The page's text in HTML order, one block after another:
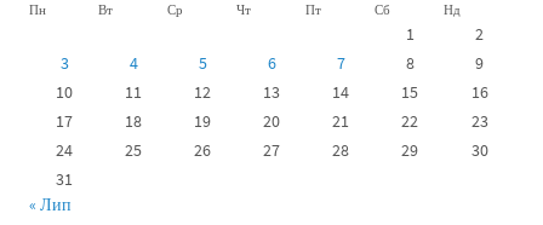
Пн Вт Ср Чт Пт Сб Нд
1
2
3
4 5 6 7 8
9
10
11 12 13 14 15
16
17
18 19 20 21 22
23
24
25 26 27 28 29
30
31
« Лип